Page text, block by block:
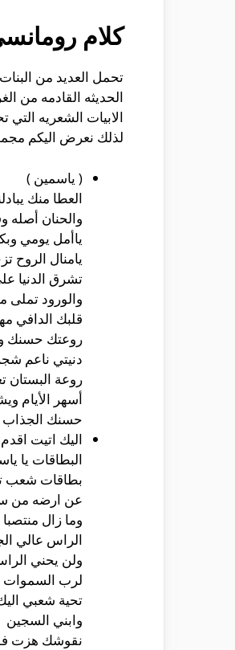
كلام
تحمل العديد من
الحديثه القادمه من
الابيات الشعريه
لذلك نعرض اليكم
( ياسمين )
العطا منك
والحنان أصله
ياأمل يومي
يامنال الروح
تشرق الدنيا
والورود تملى
قلبك الدافي
روعتك حسنك
دنيتي ناعم
روعة البستان
أسهر الأيام
حسنك
اليك اتيت
البطاقات يا
بطاقات شعب
عن ارضه من
وما زال
الراس عالي
ولن يحني
لرب السموات
تحية شعبي
وابني السجين
نقوشك هزت